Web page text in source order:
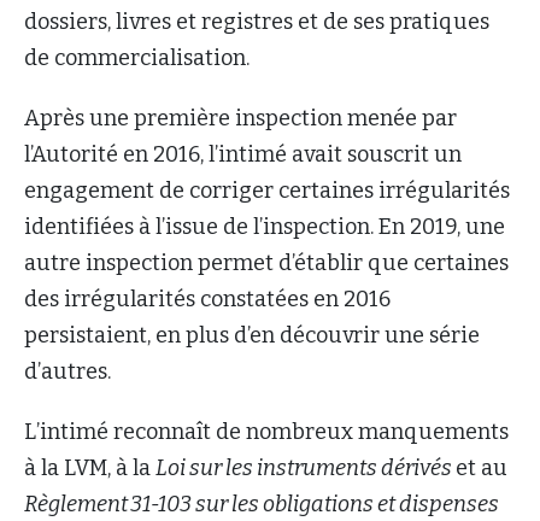
dossiers, livres et registres et de ses pratiques
de commercialisation.
Après une première inspection menée par
l’Autorité en 2016, l’intimé avait souscrit un
engagement de corriger certaines irrégularités
identifiées à l’issue de l’inspection. En 2019, une
autre inspection permet d’établir que certaines
des irrégularités constatées en 2016
persistaient, en plus d’en découvrir une série
d’autres.
L’intimé reconnaît de nombreux manquements
à la LVM, à laLoi sur les instruments dérivés et au
Règlement 31-103 sur les obligations et dispenses